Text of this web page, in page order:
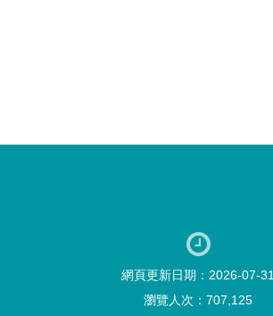
網頁更新日期：2026-07-31
瀏覽人次：707,125